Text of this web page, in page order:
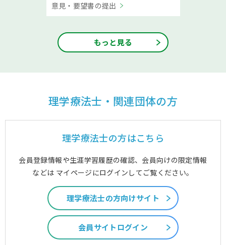
意見・要望書の提出
もっと見る
理学療法士・関連団体の方
理学療法士の方はこちら
会員登録情報や生涯学習履歴の確認、会員向けの限定情報
などは マイページにログインしてご覧ください。
理学療法士の方向けサイト
会員サイトログイン